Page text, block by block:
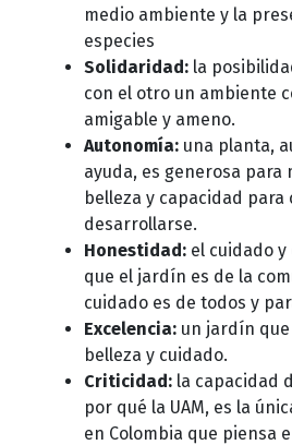
medio ambiente y la
especies
Solidaridad:la
con el otro un ambiente
amigable y ameno.
Autonomía:una planta,
ayuda, es generosa para
belleza y capacidad para
desarrollarse.
Honestidad:el cuidado y
que el jardín es de la
cuidado es de todos y
Excelencia:un jardín que
belleza y cuidado.
Criticidad:la capacidad
por qué la UAM, es la
en Colombia que piensa